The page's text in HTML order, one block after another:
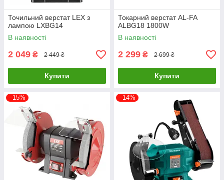
Точильний верстат LEX з
лампою LXBG14
В наявності
2 049 ₴ 2 449 ₴
Купити
Токарний верстат AL-FA
ALBG18 1800W
В наявності
2 299 ₴ 2 699 ₴
Купити
–15% –14%